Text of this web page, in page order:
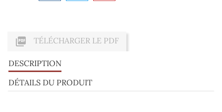
 TÉLÉCHARGER LE PDF
DESCRIPTION
DÉTAILS DU PRODUIT